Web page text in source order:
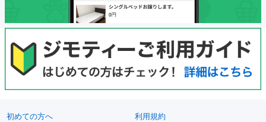
初めての方へ 利用規約